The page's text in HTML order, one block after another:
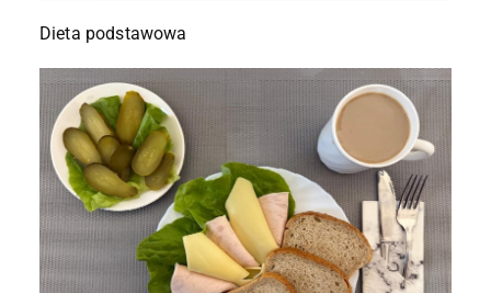
Dieta podstawowa